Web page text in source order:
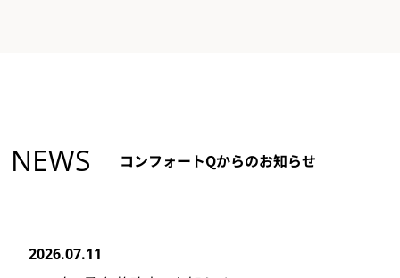
NEWS コンフォートQからのお知らせ
2026.07.11